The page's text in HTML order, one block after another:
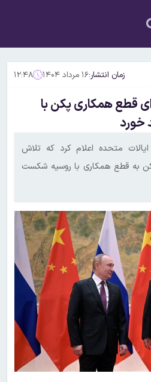
زمان انتشار:۱۶ مرداد ۱۴۰۴ ۱۲:۴۸
قطع همکاری پکن با
متحده اعلام کرد که تلاش
به قطع همکاری با روسیه شکست